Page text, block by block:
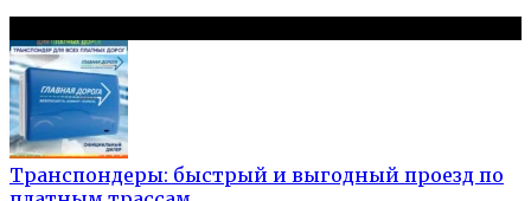
Транспондеры: быстрый и выгодный проезд по